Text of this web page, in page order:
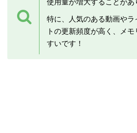
特に、人気のある動画や
トの更新頻度が高く、メ
すいです！